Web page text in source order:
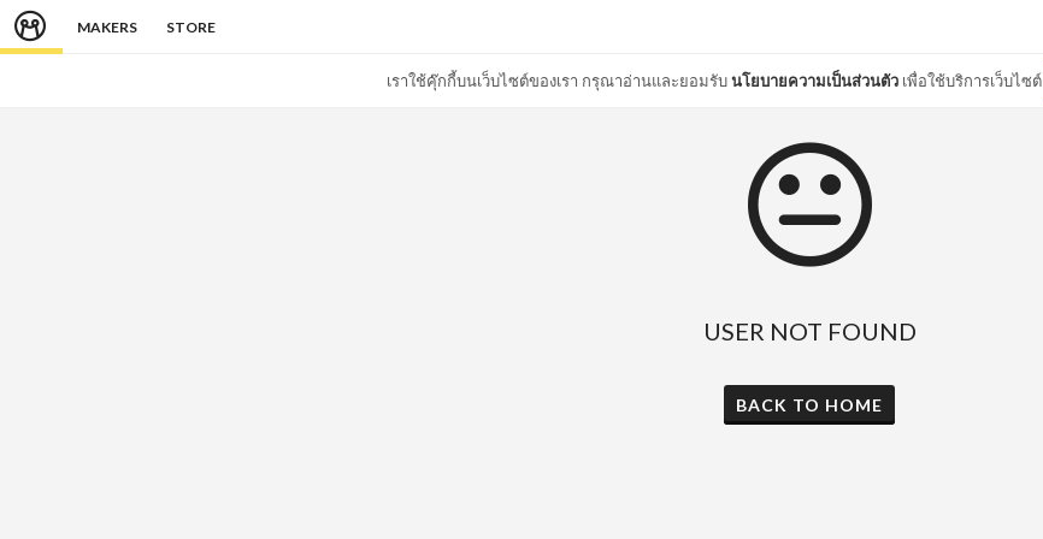
MAKERS STORE
เราใช้คุ๊กกี้บนเว็บไซต์ของเรา กรุณาอ่านและยอมรับนโยบายความเป็นส่วนตัว เพื่อใช้บริการเว็บไซต์
USER NOT FOUND
BACK TO HOME